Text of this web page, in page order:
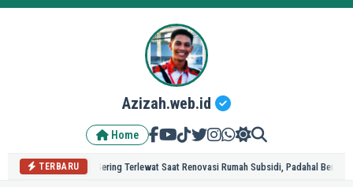
Azizah.web.id
Home
TERBARU
Hal yang Sering Terlewat Saat Renovasi Rumah Subsidi, Padahal Berpengaruh